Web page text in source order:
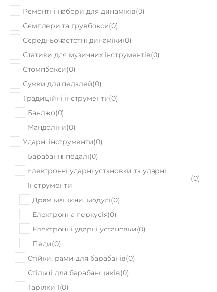
Ремонтні набори для динаміків(0)
Семплери та грувбокси(0)
Середньочастотні динаміки(0)
Стативи для музичних інструментів(0)
Стомпбокси(0)
Сумки для педалей(0)
Традиційні інструменти(0)
Банджо(0)
Мандоліни(0)
Ударні інструменти(0)
Барабанні педалі(0)
Електронні ударні установки та ударні
інструменти
(0)
Драм машини, модулі(0)
Електронна перкусія(0)
Електронні ударні установки(0)
Педи(0)
Стійки, рами для барабанів(0)
Стільці для барабанщиків(0)
Тарілки 1(0)